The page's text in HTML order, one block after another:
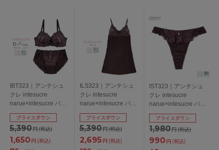
IBT323｜アンテシュ
クレ intesucre
narue×intesucre バス
トアップブラ ブラセ
ット 全3色 B-F/65-75
5,390円(税込)
プライスダウン
1,650円 (税込)
ILS323｜アンテシュ
クレ intesucre
narue×intesucre バス
トアップブラ IBT323
ペア スリップ 全3色
M-80/L-80
5,390円(税込)
プライスダウン
2,695円 (税込)
IST323｜アンテシュ
クレ intesucre
narue×intesucre バス
トアップブラ IBT323
ペア Ｔバックショー
ツ 全3色 M/L
1,980円(税込)
プライスダウン
990円 (税込)